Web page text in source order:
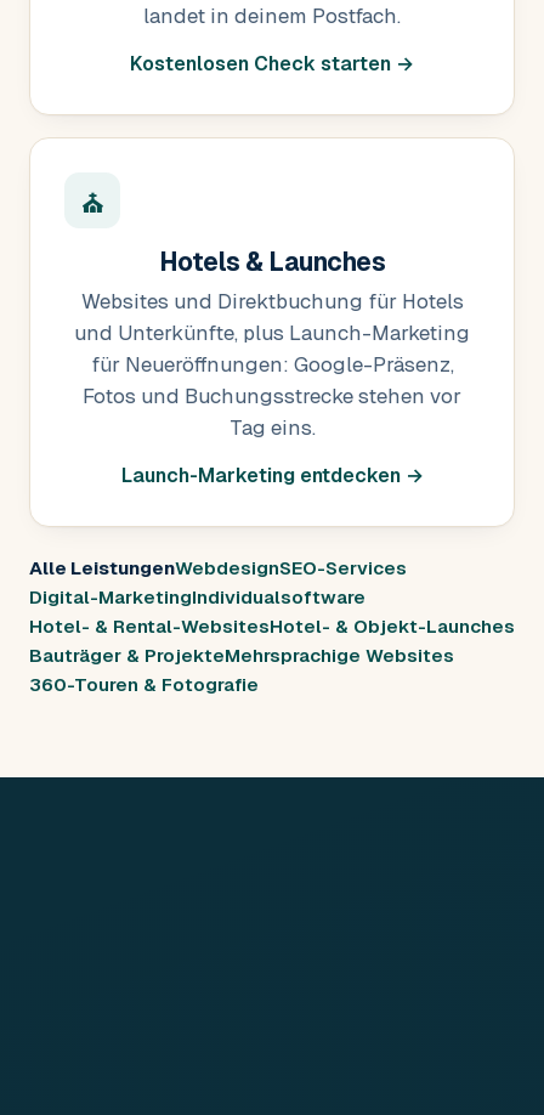
landet in deinem Postfach.
Kostenlosen Check starten →
⛪
Hotels & Launches
Websites und Direktbuchung für Hotels
und Unterkünfte, plus Launch-Marketing
für Neueröffnungen: Google-Präsenz,
Fotos und Buchungsstrecke stehen vor
Tag eins.
Launch-Marketing entdecken →
Alle LeistungenWebdesignSEO-Services
Digital-MarketingIndividualsoftware
Hotel- & Rental-WebsitesHotel- & Objekt-Launches
Bauträger & ProjekteMehrsprachige Websites
360-Touren & Fotografie